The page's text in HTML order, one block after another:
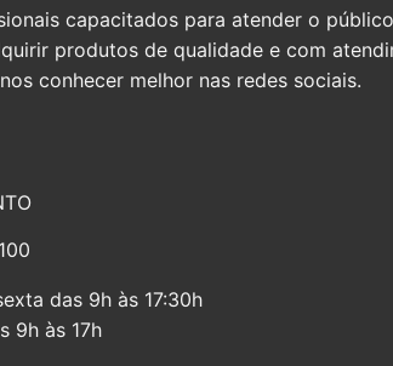
capacitados para atender o
produtos de qualidade e com
conhecer melhor nas redes sociais.
das 9h às 17:30h
9h às 17h